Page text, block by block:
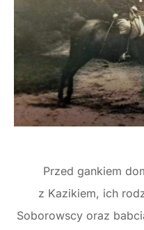
Przed gankiem
z Kazikiem, ich
Soborowscy oraz